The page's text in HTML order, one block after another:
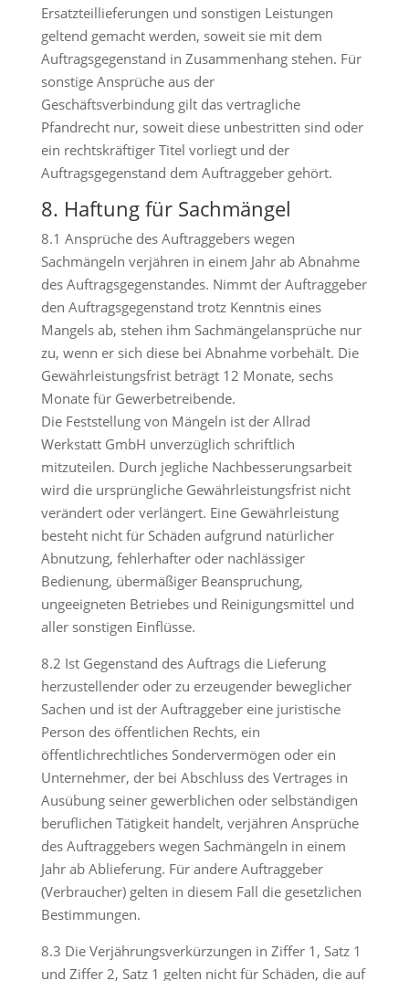
Ersatzteillieferungen und sonstigen Leistungen
geltend gemacht werden, soweit sie mit dem
Auftragsgegenstand in Zusammenhang stehen. Für
sonstige Ansprüche aus der
Geschäftsverbindung gilt das vertragliche
Pfandrecht nur, soweit diese unbestritten sind oder
ein rechtskräftiger Titel vorliegt und der
Auftragsgegenstand dem Auftraggeber gehört.
8. Haftung für Sachmängel
8.1 Ansprüche des Auftraggebers wegen
Sachmängeln verjähren in einem Jahr ab Abnahme
des Auftragsgegenstandes. Nimmt der Auftraggeber
den Auftragsgegenstand trotz Kenntnis eines
Mangels ab, stehen ihm Sachmängelansprüche nur
zu, wenn er sich diese bei Abnahme vorbehält. Die
Gewährleistungsfrist beträgt 12 Monate, sechs
Monate für Gewerbetreibende.
Die Feststellung von Mängeln ist der Allrad
Werkstatt GmbH unverzüglich schriftlich
mitzuteilen. Durch jegliche Nachbesserungsarbeit
wird die ursprüngliche Gewährleistungsfrist nicht
verändert oder verlängert. Eine Gewährleistung
besteht nicht für Schäden aufgrund natürlicher
Abnutzung, fehlerhafter oder nachlässiger
Bedienung, übermäßiger Beanspruchung,
ungeeigneten Betriebes und Reinigungsmittel und
aller sonstigen Einflüsse.
8.2 Ist Gegenstand des Auftrags die Lieferung
herzustellender oder zu erzeugender beweglicher
Sachen und ist der Auftraggeber eine juristische
Person des öffentlichen Rechts, ein
öffentlichrechtliches Sondervermögen oder ein
Unternehmer, der bei Abschluss des Vertrages in
Ausübung seiner gewerblichen oder selbständigen
beruflichen Tätigkeit handelt, verjähren Ansprüche
des Auftraggebers wegen Sachmängeln in einem
Jahr ab Ablieferung. Für andere Auftraggeber
(Verbraucher) gelten in diesem Fall die gesetzlichen
Bestimmungen.
8.3 Die Verjährungsverkürzungen in Ziffer 1, Satz 1
und Ziffer 2, Satz 1 gelten nicht für Schäden, die auf